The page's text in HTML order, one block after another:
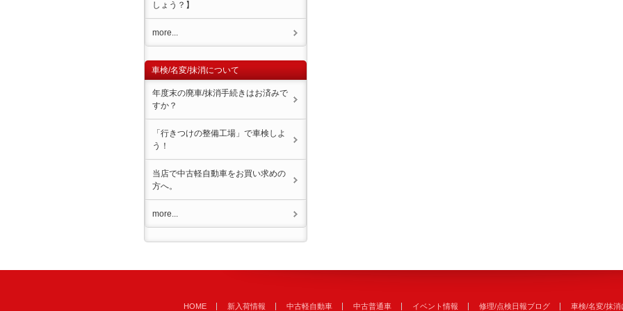
しょう？】
more...
車検/名変/抹消について
年度末の廃車/抹消手続きはお済みで
すか？
「行きつけの整備工場」で車検しよ
う！
当店で中古軽自動車をお買い求めの
方へ。
more...
HOME 新入荷情報 中古軽自動車 中古普通車 イベント情報 修理/点検日報ブログ 車検/名変/抹消